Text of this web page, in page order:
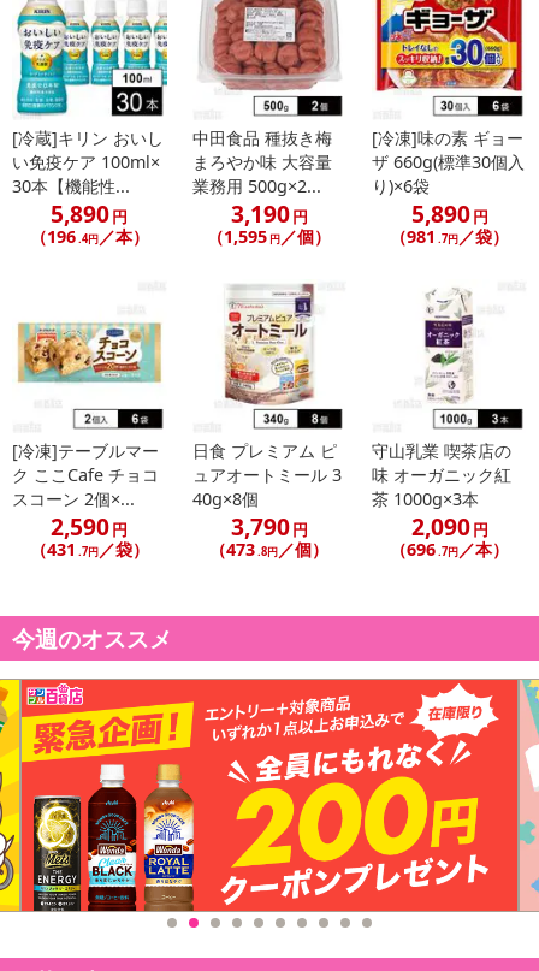
[冷蔵]キリン おいし
い免疫ケア 100ml×
30本【機能性...
5,890円
（196.4円／本）
中田食品 種抜き梅
まろやか味 大容量
業務用 500g×2...
3,190円
（1,595 円 ／個）
[冷凍]味の素 ギョー
ザ 660g(標準30個入
り)×6袋
5,890円
（981 .7円 ／袋）
[冷凍]テーブルマー
ク ここCafe チョコ
スコーン 2個×...
2,590円
（431 .7円／袋）
日食 プレミアム ピ
ュアオートミール 3
40g×8個
3,790円
（473.8円／個）
守山乳業 喫茶店の
味 オーガニック紅
茶 1000g×3本
2,090円
（696.7円／本）
今週のオススメ